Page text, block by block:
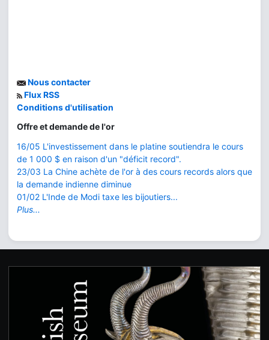
Nous contacter
Flux RSS
Conditions d'utilisation
Offre et demande de l'or
16/05 L'investissement dans le platine soutiendra le cours
de 1 000 $ en raison d'un "déficit record".
23/03 La Chine achète de l'or à des cours records alors que
la demande indienne diminue
01/02 L'Inde de Modi taxe les bijoutiers...
Plus...